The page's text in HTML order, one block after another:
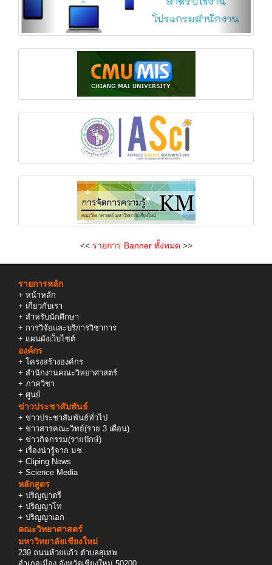
<< รายการ Banner ทั้งหมด >>
รายการหลัก
+ หน้าหลัก
+ เกี่ยวกับเรา
+ สำหรับนักศึกษา
+ การวิจัยและบริการวิชาการ
+ แผนผังเว็บไซต์
องค์กร
+ โครงสร้างองค์กร
+ สำนักงานคณะวิทยาศาสตร์
+ ภาควิชา
+ ศูนย์
ข่าวประชาสัมพันธ์
+ ข่าวประชาสัมพันธ์ทั่วไป
+ ข่าวสารคณะวิทย์(ราย 3 เดือน)
+ ข่าวกิจกรรม(รายปักษ์)
+ เรื่องน่ารู้จาก มช.
+ Cliping News
+ Science Media
หลักสูตร
+ ปริญญาตรี
+ ปริญญาโท
+ ปริญญาเอก
คณะวิทยาศาสตร์
มหาวิทยาลัยเชียงใหม่
239 ถนนห้วยแก้ว ตำบลสุเทพ